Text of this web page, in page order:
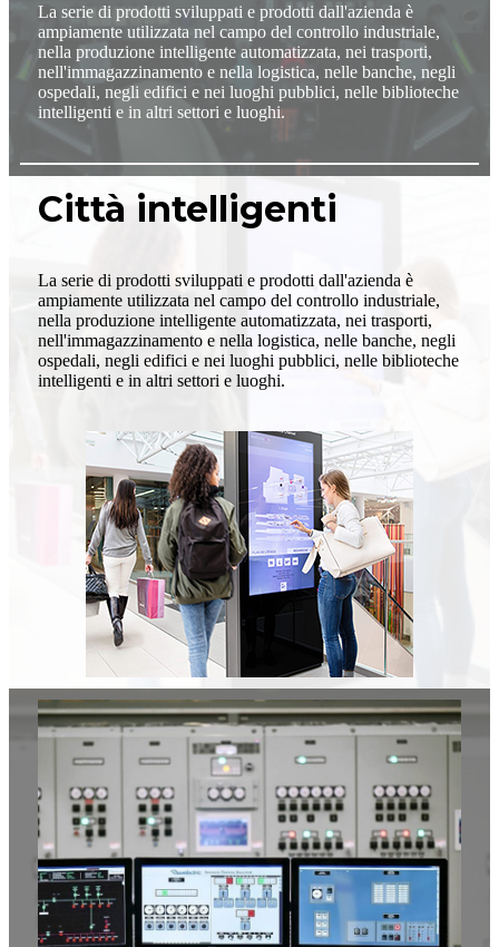
La serie di prodotti sviluppati e prodotti dall'azienda è
ampiamente utilizzata nel campo del controllo industriale,
nella produzione intelligente automatizzata, nei trasporti,
nell'immagazzinamento e nella logistica, nelle banche, negli
ospedali, negli edifici e nei luoghi pubblici, nelle biblioteche
intelligenti e in altri settori e luoghi.
Città intelligenti
La serie di prodotti sviluppati e prodotti dall'azienda è
ampiamente utilizzata nel campo del controllo industriale,
nella produzione intelligente automatizzata, nei trasporti,
nell'immagazzinamento e nella logistica, nelle banche, negli
ospedali, negli edifici e nei luoghi pubblici, nelle biblioteche
intelligenti e in altri settori e luoghi.